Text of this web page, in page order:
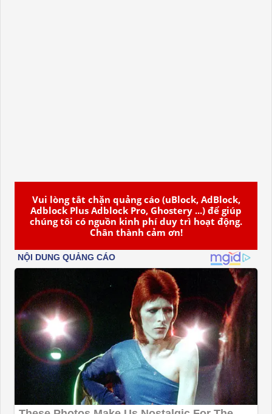
Vui lòng tắt chặn quảng cáo (uBlock, AdBlock,
Adblock Plus Adblock Pro, Ghostery ...) để giúp
chúng tôi có nguồn kinh phí duy trì hoạt động.
Chân thành cảm ơn!